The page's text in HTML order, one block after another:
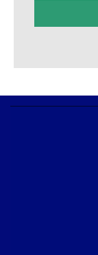
undervisere, der
studerende,
fænomener og blot
En
læse en